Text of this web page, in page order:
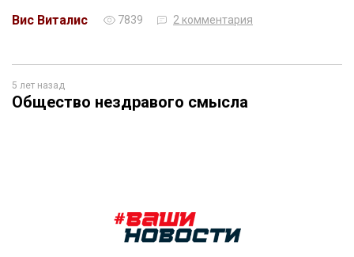
Вис Виталис
7839 2 комментария
5 лет назад
Общество нездравого смысла